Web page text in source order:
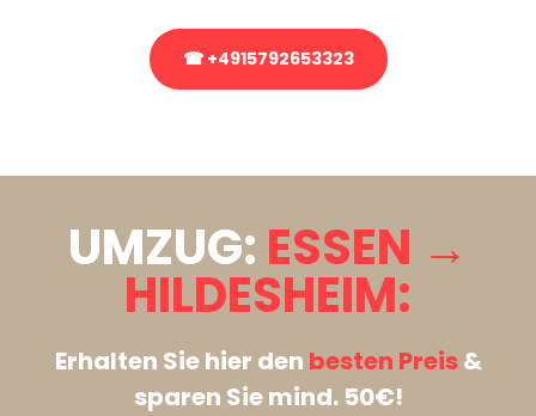
☎ +4915792653323
UMZUG: ESSEN →
HILDESHEIM:
Erhalten Sie hier den besten Preis&
sparen Sie mind. 50€!